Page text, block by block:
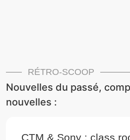
RÉTRO-SCOOP
Nouvelles du passé,
nouvelles :
CTM & Sony : class